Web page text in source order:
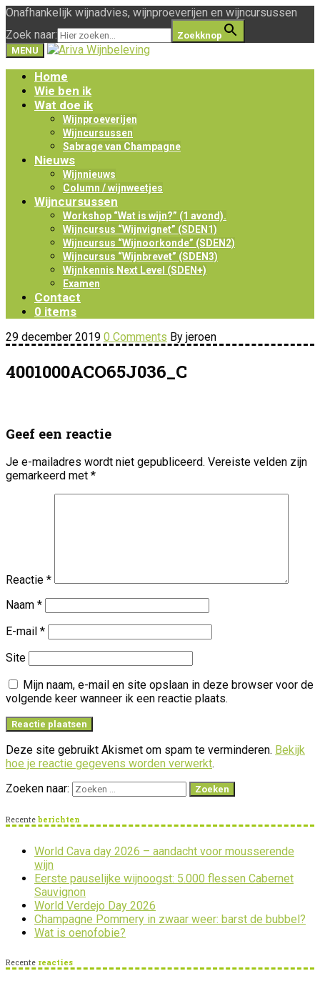
Onafhankelijk wijnadvies, wijnproeverijen en wijncursussen
Zoek naar:
Zoekknop
MENU
Home
Wie ben ik
Wat doe ik
Wijnproeverijen
Wijncursussen
Sabrage van Champagne
Nieuws
Wijnnieuws
Column / wijnweetjes
Wijncursussen
Workshop “Wat is wijn?” (1 avond).
Wijncursus “Wijnvignet” (SDEN1)
Wijncursus “Wijnoorkonde” (SDEN2)
Wijncursus “Wijnbrevet” (SDEN3)
Wijnkennis Next Level (SDEN+)
Examen
Contact
0 items
29 december 2019 0 Comments By jeroen
4001000ACO65J036_C
Geef een reactie
Je e-mailadres wordt niet gepubliceerd. Vereiste velden zijn
gemarkeerd met *
Reactie *
Naam *
E-mail *
Site
Mijn naam, e-mail en site opslaan in deze browser voor de
volgende keer wanneer ik een reactie plaats.
Deze site gebruikt Akismet om spam te verminderen. Bekijk
hoe je reactie gegevens worden verwerkt.
Zoeken naar:
Recente berichten
World Cava day 2026 – aandacht voor mousserende
wijn
Eerste pauselijke wijnoogst: 5.000 flessen Cabernet
Sauvignon
World Verdejo Day 2026
Champagne Pommery in zwaar weer: barst de bubbel?
Wat is oenofobie?
Recente reacties